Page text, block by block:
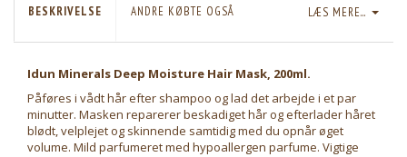
LÆS MERE...
BESKRIVELSE ANDRE KØBTE OGSÅ
Idun Minerals Deep Moisture Hair Mask, 200ml.
Påføres i vådt hår efter shampoo og lad det arbejde i et par
minutter. Masken reparerer beskadiget hår og efterlader håret
blødt, velplejet og skinnende samtidig med du opnår øget
volume. Mild parfumeret med hypoallergen parfume. Vigtige